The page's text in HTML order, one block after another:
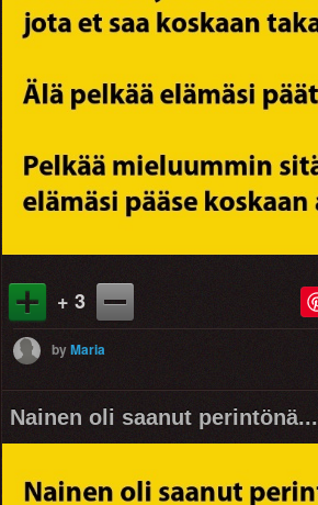
+ 3
byMaria
Nainen oli saanut perintönä...